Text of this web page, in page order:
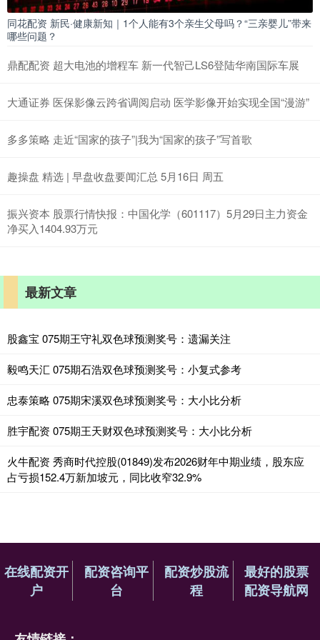
同花配资 新民·健康新知｜1个人能有3个亲生父母吗？“三亲婴儿”带来
哪些问题？
鼎配配资 超大电池的增程车 新一代智己LS6登陆华南国际车展
大通证券 医保影像云跨省调阅启动 医学影像开始实现全国“漫游”
多多策略 走近“国家的孩子”|我为“国家的孩子”写首歌
趣操盘 精选 | 早盘收盘要闻汇总 5月16日 周五
振兴资本 股票行情快报：中国化学（601117）5月29日主力资金
净买入1404.93万元
最新文章
股鑫宝 075期王守礼双色球预测奖号：遗漏关注
毅鸣天汇 075期石浩双色球预测奖号：小复式参考
忠泰策略 075期宋溪双色球预测奖号：大小比分析
胜宇配资 075期王天财双色球预测奖号：大小比分析
火牛配资 秀商时代控股(01849)发布2026财年中期业绩，股东应
占亏损152.4万新加坡元，同比收窄32.9%
在线配资开
户
配资咨询平
台
配资炒股流
程
最好的股票
配资导航网